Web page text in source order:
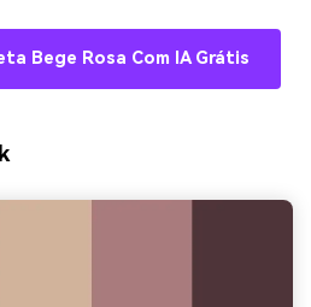
Bege Rosa Com IA Grátis